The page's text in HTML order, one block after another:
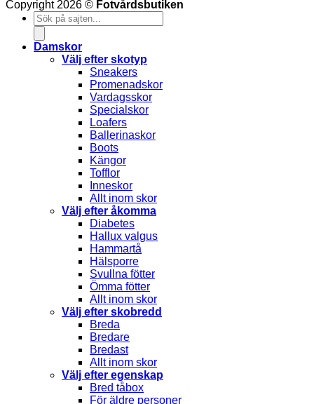
Copyright 2026 © Fotvårdsbutiken
Products
search
Damskor
Välj efter skotyp
Sneakers
Promenadskor
Vardagsskor
Specialskor
Loafers
Ballerinaskor
Boots
Kängor
Tofflor
Inneskor
Allt inom skor
Välj efter åkomma
Diabetes
Hallux valgus
Hammartå
Hälsporre
Svullna fötter
Ömma fötter
Allt inom skor
Välj efter skobredd
Breda
Bredare
Bredast
Allt inom skor
Välj efter egenskap
Bred tåbox
För äldre personer